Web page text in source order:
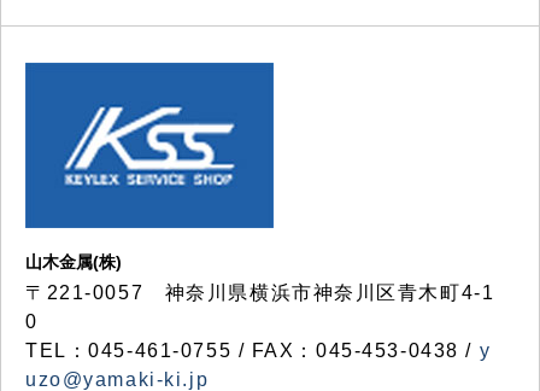
山木金属(株)
〒221-0057 神奈川県横浜市神奈川区青木町4-1
0
TEL：045-461-0755 / FAX：045-453-0438 / y
uzo@yamaki-ki.jp